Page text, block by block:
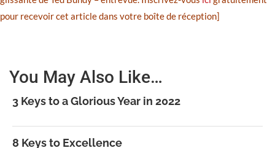
pour recevoir cet article dans votre boîte de réception]
You May Also Like…
3 Keys to a Glorious Year in 2022
8 Keys to Excellence